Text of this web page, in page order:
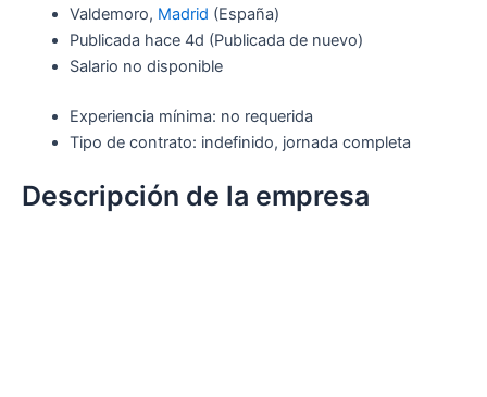
Valdemoro, Madrid (España)
Publicada hace 4d (Publicada de nuevo)
Salario no disponible
Experiencia mínima: no requerida
Tipo de contrato: indefinido, jornada completa
Descripción de la empresa